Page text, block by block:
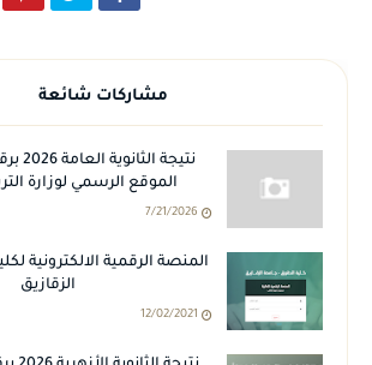
مشاركات شائعة
نتيجة
الموقع الرسمي لوزارة
7/21/2026
المنصة الرقمية الالكترونية
الزقازيق
12/02/2021